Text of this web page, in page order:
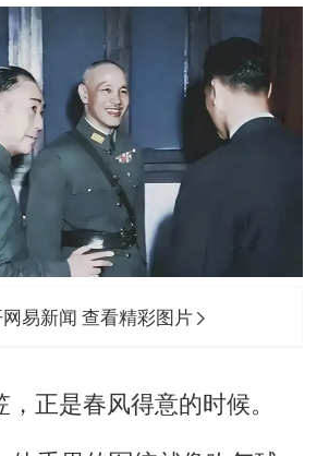
易新闻 查看精彩图片
正是春风得意的时候。